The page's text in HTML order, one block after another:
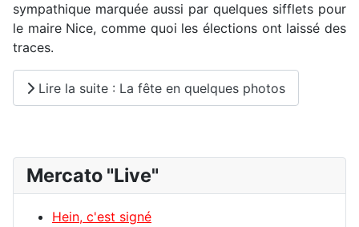
sympathique marquée aussi par quelques sifflets pour
le maire Nice, comme quoi les élections ont laissé des
traces.
Lire la suite : La fête en quelques photos
Mercato "Live"
Hein, c'est signé